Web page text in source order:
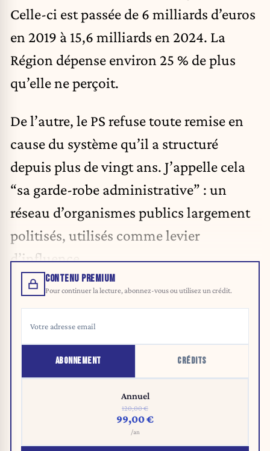
Celle-ci est passée de 6 milliards d’euros
en 2019 à 15,6 milliards en 2024. La
Région dépense environ 25 % de plus
qu’elle ne perçoit.
De l’autre, le PS refuse toute remise en
cause du système qu’il a structuré
depuis plus de vingt ans. J’appelle cela
“sa garde-robe administrative” : un
réseau d’organismes publics largement
politisés, utilisés comme levier
d’influence.
CONTENU PREMIUM
Pour continuer la lecture, abonnez-vous ou utilisez un crédit.
ABONNEMENT CRÉDITS
Annuel
120,00 €
99,00 €
/an